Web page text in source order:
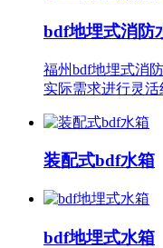
bdf地埋式消防
福州bdf地埋式消
实际需求进行灵活
装配式bdf水箱
bdf地埋式水箱